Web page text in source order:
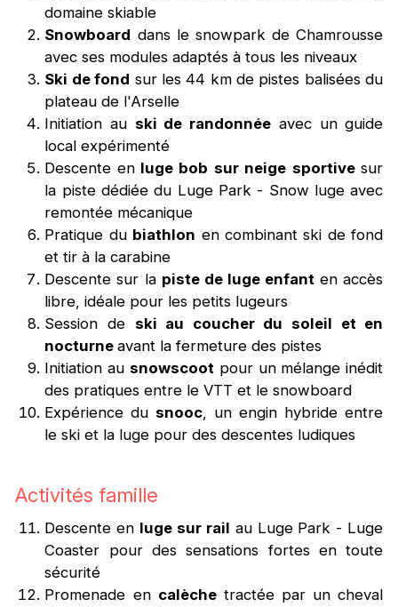
domaine skiable
Snowboard dans le snowpark de Chamrousse
avec ses modules adaptés à tous les niveaux
Ski de fond sur les 44 km de pistes balisées du
plateau de l'Arselle
Initiation au ski de randonnée avec un guide
local expérimenté
Descente en luge bob sur neige sportivesur
la piste dédiée du Luge Park - Snow luge avec
remontée mécanique
Pratique du biathlon en combinant ski de fond
et tir à la carabine
Descente sur la piste de luge enfant en accès
libre, idéale pour les petits lugeurs
Session de ski au coucher du soleil et en
nocturneavant la fermeture des pistes
Initiation au snowscoot pour un mélange inédit
des pratiques entre le VTT et le snowboard
Expérience dusnooc , un engin hybride entre
le ski et la luge pour des descentes ludiques
Activités famille
Descente en luge sur rail au Luge Park - Luge
Coaster pour des sensations fortes en toute
sécurité
Promenade en calèchetractée par un cheval